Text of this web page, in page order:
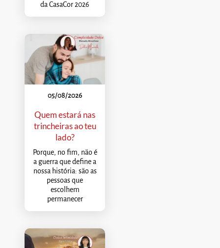
da CasaCor 2026
05/08/2026
Quem estará nas
trincheiras ao teu
lado?
Porque, no fim, não é
a guerra que define a
nossa história: são as
pessoas que
escolhem
permanecer